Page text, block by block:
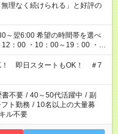
理なく続けられる」と好評の
時間帯を選べ
00 ・22：00～翌6：00 など
即日スタートもOK！ ＃7
書不要 / 40～50代活躍中 / 副
フト勤務 / 10名以上の大量募
ル不要